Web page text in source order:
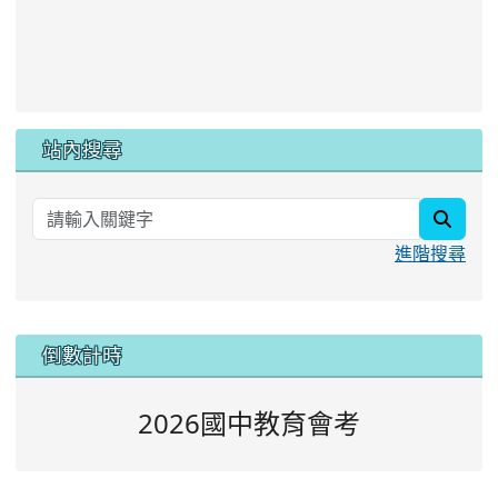
站內搜尋
進階搜尋
::: 倒數計時
2026國中教育會考